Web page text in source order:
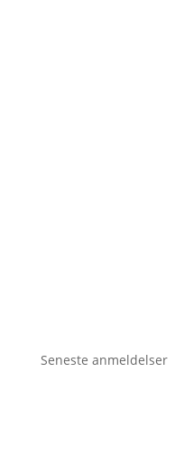
Seneste anmeldelser